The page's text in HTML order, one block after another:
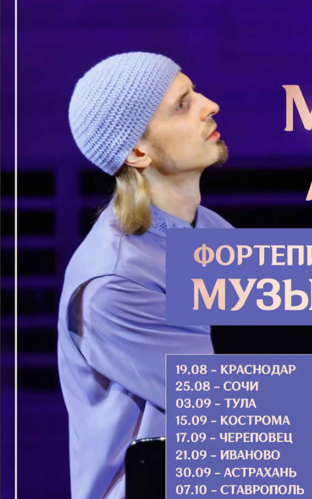
Главный по беженцам – Дружище, я профессиональный
бюрократ, – говорил он о себе с улыбкой. – От французского
«бюро» – «письменный стол» – и греческого «кратос»,...
Продолжить чтение
Мостик над бездной
25.02.2021